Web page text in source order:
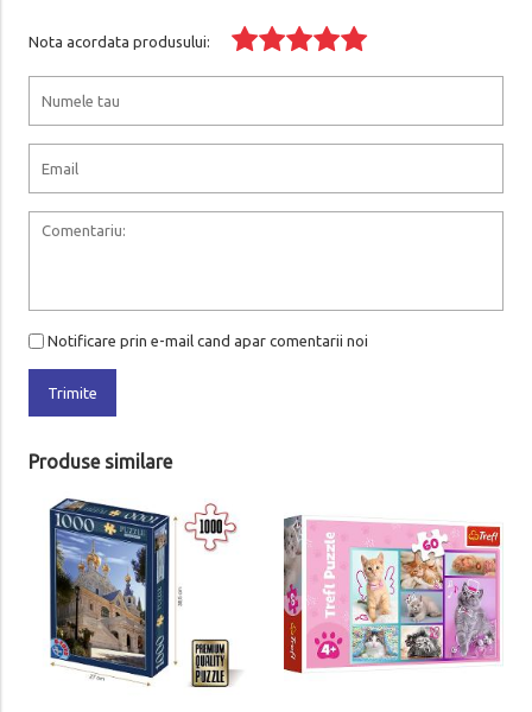
Nota acordata produsului:
Notificare prin e-mail cand apar comentarii noi
Trimite
Produse similare